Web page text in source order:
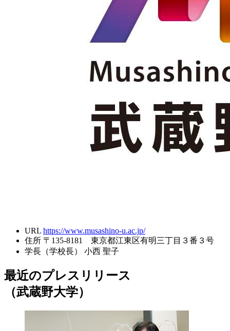
URL https://www.musashino-u.ac.jp/
住所 〒135-8181 東京都江東区有明三丁目３番３号
学長（学校長）
小西 聖子
最近のプレスリリース
（武蔵野大学）